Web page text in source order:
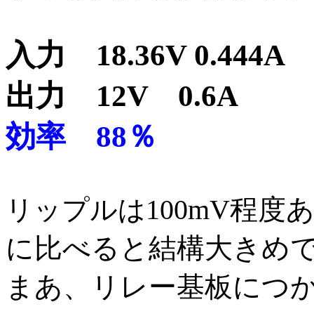
入力 18.36V 0.444A
出力 12V 0.6A
効率 88％
リップルは100mV程度
に比べると結構大きめ
まあ、リレー基板につ